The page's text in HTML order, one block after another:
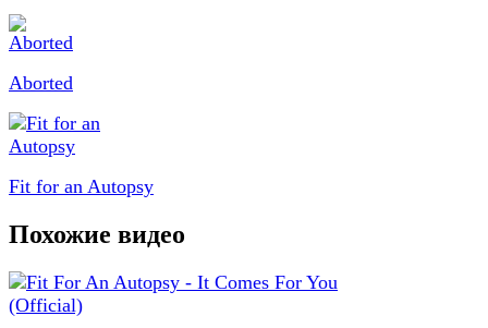
Aborted
Fit for an Autopsy
Похожие видео